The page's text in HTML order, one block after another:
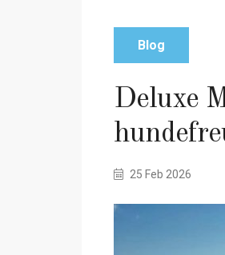
Blog
Deluxe
25 Feb 2026